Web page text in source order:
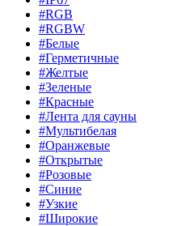
#RGB
#RGBW
#Белые
#Герметичные
#Желтые
#Зеленые
#Красные
#Лента для сауны
#Мультибелая
#Оранжевые
#Открытые
#Розовые
#Синие
#Узкие
#Широкие